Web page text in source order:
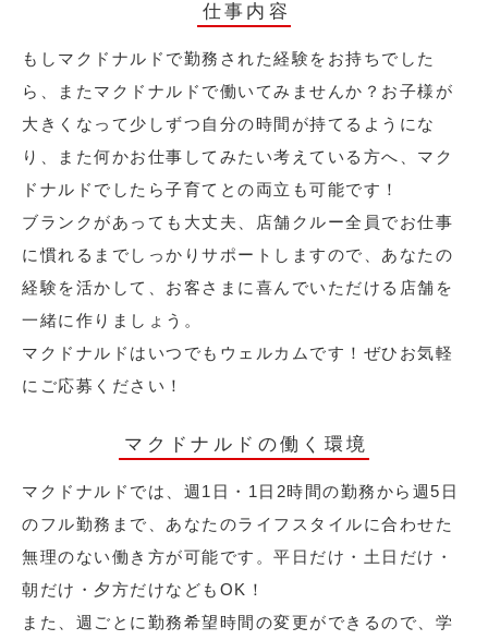
仕事内容
もしマクドナルドで勤務された経験をお持ちでした
ら、またマクドナルドで働いてみませんか？お子様が
大きくなって少しずつ自分の時間が持てるようにな
り、また何かお仕事してみたい考えている方へ、マク
ドナルドでしたら子育てとの両立も可能です！
ブランクがあっても大丈夫、店舗クルー全員でお仕事
に慣れるまでしっかりサポートしますので、あなたの
経験を活かして、お客さまに喜んでいただける店舗を
一緒に作りましょう。
マクドナルドはいつでもウェルカムです！ぜひお気軽
にご応募ください！
マクドナルドの働く環境
マクドナルドでは、週1日・1日2時間の勤務から週5日
のフル勤務まで、あなたのライフスタイルに合わせた
無理のない働き方が可能です。平日だけ・土日だけ・
朝だけ・夕方だけなどもOK！
また、週ごとに勤務希望時間の変更ができるので、学